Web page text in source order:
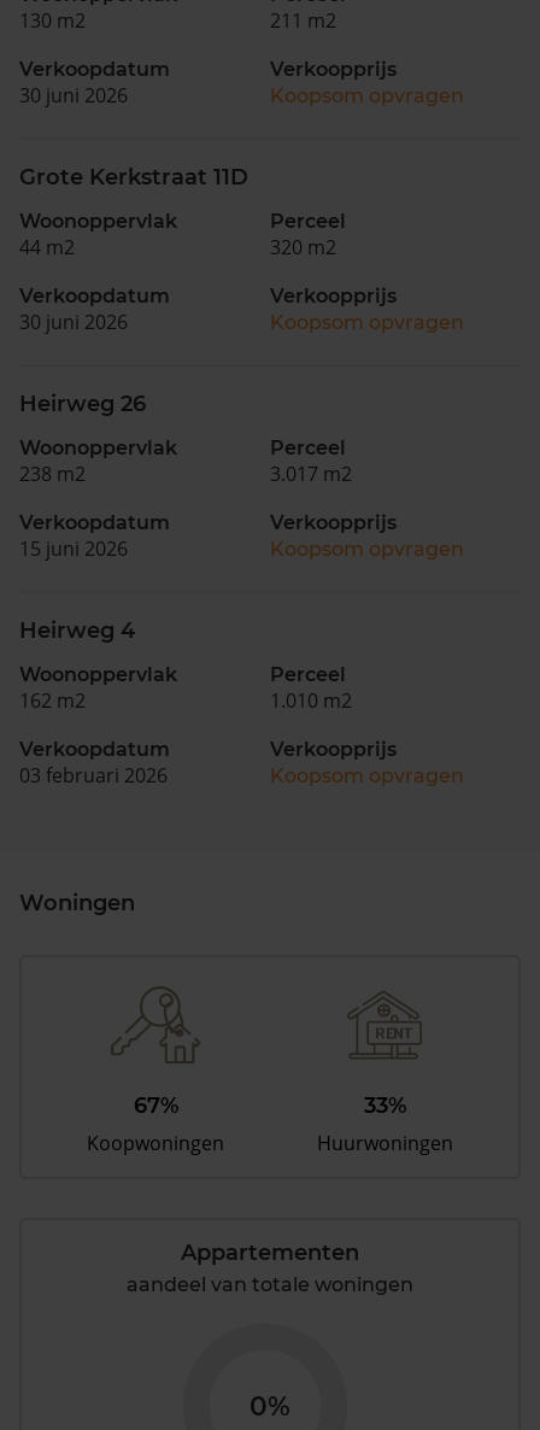
130 m2 211 m2
Verkoopdatum
30 juni 2026
Verkoopprijs
Koopsom opvragen
Grote Kerkstraat 11D
Woonoppervlak
44 m2
Perceel
320 m2
Verkoopdatum
30 juni 2026
Verkoopprijs
Koopsom opvragen
Heirweg 26
Woonoppervlak
238 m2
Perceel
3.017 m2
Verkoopdatum
15 juni 2026
Verkoopprijs
Koopsom opvragen
Heirweg 4
Woonoppervlak
162 m2
Perceel
1.010 m2
Verkoopdatum
03 februari 2026
Verkoopprijs
Koopsom opvragen
Woningen
67%
Koopwoningen
33%
Huurwoningen
Appartementen
aandeel van totale woningen
0%